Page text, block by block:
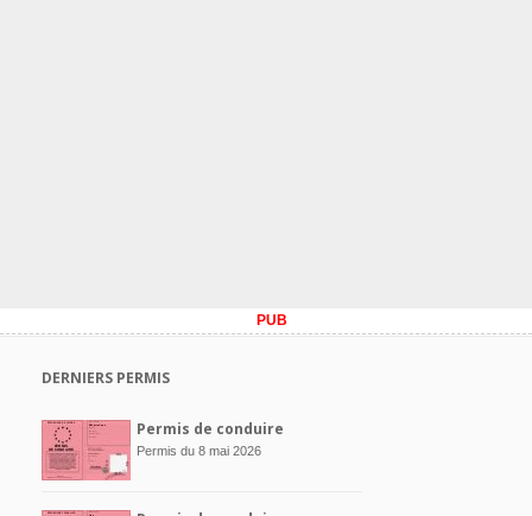
PUB
DERNIERS PERMIS
Permis de conduire
Permis du 8 mai 2026